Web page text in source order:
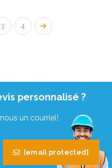
3 4
personnalisé ?
un courriel!
[email protected]